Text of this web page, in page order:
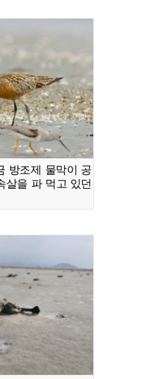
방조제 물막이 공
살을 파 먹고 있던